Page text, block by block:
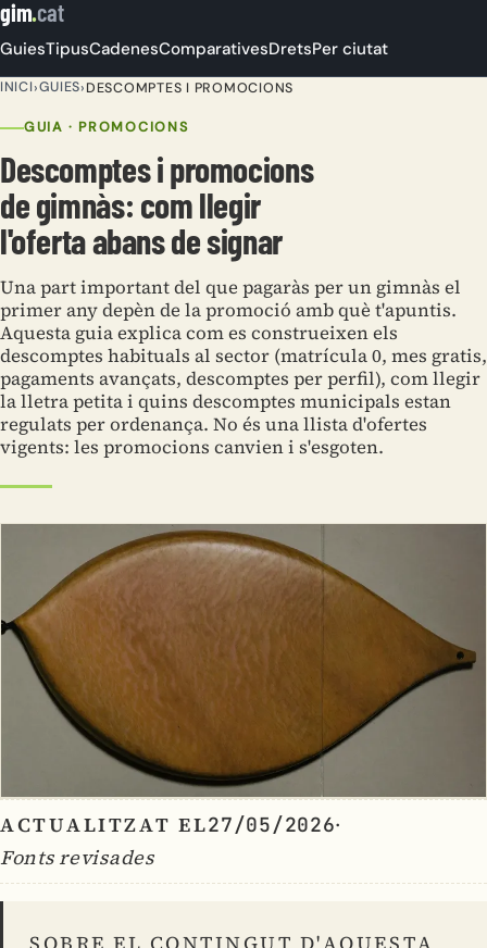
gim.cat
GuiesTipusCadenesComparativesDretsPer ciutat
INICI›GUIES›DESCOMPTES I PROMOCIONS
GUIA · PROMOCIONS
Descomptes i promocions
de gimnàs: com llegir
l'oferta abans de signar
Una part important del que pagaràs per un gimnàs el
primer any depèn de la promoció amb què t'apuntis.
Aquesta guia explica com es construeixen els
descomptes habituals al sector (matrícula 0, mes gratis,
pagaments avançats, descomptes per perfil), com llegir
la lletra petita i quins descomptes municipals estan
regulats per ordenança. No és una llista d'ofertes
vigents: les promocions canvien i s'esgoten.
ACTUALITZAT EL27/05/2026·
Fonts revisades